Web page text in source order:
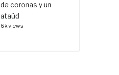
de coronas y un
ataúd
6k views